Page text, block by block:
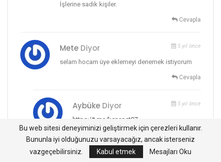
İşlerine sadık kişiler.
Cevapla
Mete Diyor 5 yıl önce
selam hocam üye eklemeyi denemek istiyorum
Cevapla
Aybüke Diyor 5 yıl önce
https://t.me/kenanct07
Burdan yazabilirsiniz.
Bu web sitesi deneyiminizi geliştirmek için çerezleri kullanır.
Bununla iyi olduğunuzu varsayacağız, ancak isterseniz
vazgeçebilirsiniz.
Kabul etmek Mesajları Oku